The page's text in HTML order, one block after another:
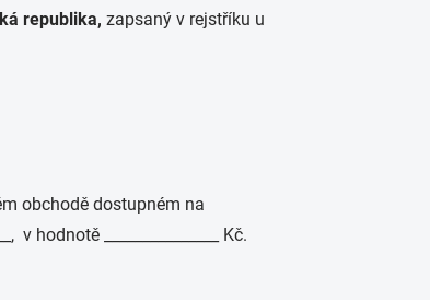
republika, zapsaný v rejstříku u
obchodě dostupném na
v hodnotě _______________ Kč.